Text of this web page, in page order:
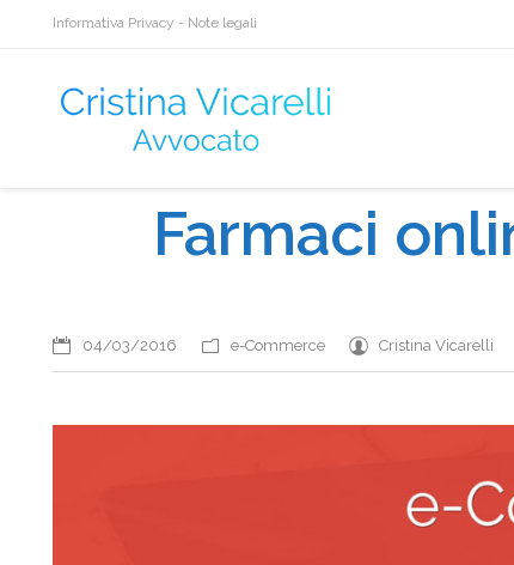
Informativa Privacy - Note legali
Farmaci
04/03/2016 e-Commerce Cristina Vicarelli